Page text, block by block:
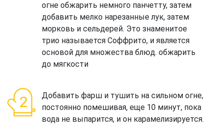
огне обжарить немного панчетту, затем
добавить мелко нарезанные лук, затем
морковь и сельдерей. Это знаменитое
трио называется Соффрито, и является
основой для множества блюд. обжарить
до мягкости
Добавить фарш и тушить на сильном огне,
постоянно помешивая, еще 10 минут, пока
вода не выпарится, и он карамелизируется.